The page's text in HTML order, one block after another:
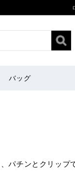
バッグ
パチンとクリップ